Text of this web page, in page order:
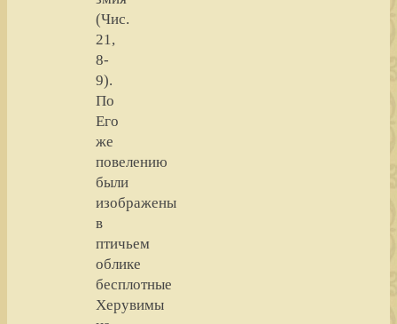
(Чис.
21,
8-
9).
По
Его
же
повелению
были
изображены
в
птичьем
облике
бесплотные
Херувимы